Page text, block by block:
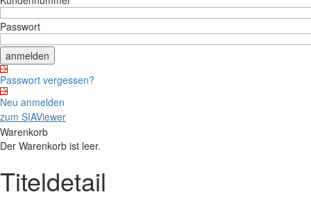
Passwort
Passwort vergessen?
Neu anmelden
zum SIAViewer
Warenkorb
Der Warenkorb ist leer.
Titeldetail